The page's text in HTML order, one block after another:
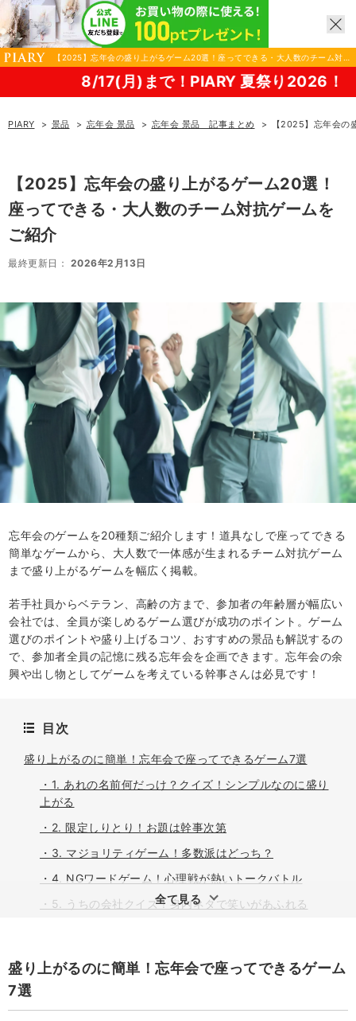
【2025】忘年会の盛り上がるゲーム20選！座ってできる・大人数のチーム対抗
ゲームをご紹介｜景品ならPIARY（ピアリー）
月)まで！PIARY 夏祭り2026！
PIARY 景品 忘年会 景品 忘年会 景品 記事まとめ 【2025】忘年会の
【2025】忘年会の盛り上がるゲーム20選！
座ってできる・大人数のチーム対抗ゲームを
ご紹介
最終更新日： 2026年2月13日
忘年会のゲームを20種類ご紹介します！道具なしで座ってできる
簡単なゲームから、大人数で一体感が生まれるチーム対抗ゲーム
まで盛り上がるゲームを幅広く掲載。
若手社員からベテラン、高齢の方まで、参加者の年齢層が幅広い
会社では、全員が楽しめるゲーム選びが成功のポイント。ゲーム
選びのポイントや盛り上げるコツ、おすすめの景品も解説するの
で、参加者全員の記憶に残る忘年会を企画できます。忘年会の余
興や出し物としてゲームを考えている幹事さんは必見です！
目次
盛り上がるのに簡単！忘年会で座ってできるゲーム7選
・1. あれの名前何だっけ？クイズ！シンプルなのに盛り
上がる
・2. 限定しりとり！お題は幹事次第
・3. マジョリティゲーム！多数派はどっち？
・4. NGワードゲーム！心理戦が熱いトークバトル
・5. うちの会社クイズ！身内ネタで笑いがあふれる
・7. ブラインドお絵描き！意外な画伯が誕生するかも
大人数でも室内でできるゲーム！会社で楽しむチーム対抗
ゲーム7選
全て見る
盛り上がるのに簡単！忘年会で座ってできるゲーム
7選